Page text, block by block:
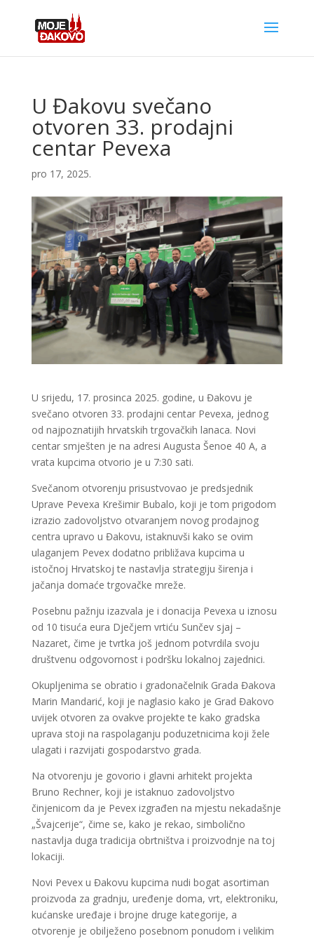
U Đakovu svečano
otvoren 33. prodajni
centar Pevexa
pro 17, 2025.
U srijedu, 17. prosinca 2025. godine, u Đakovu je
svečano otvoren 33. prodajni centar Pevexa, jednog
od najpoznatijih hrvatskih trgovačkih lanaca. Novi
centar smješten je na adresi Augusta Šenoe 40 A, a
vrata kupcima otvorio je u 7:30 sati.
Svečanom otvorenju prisustvovao je predsjednik
Uprave Pevexa Krešimir Bubalo, koji je tom prigodom
izrazio zadovoljstvo otvaranjem novog prodajnog
centra upravo u Đakovu, istaknuvši kako se ovim
ulaganjem Pevex dodatno približava kupcima u
istočnoj Hrvatskoj te nastavlja strategiju širenja i
jačanja domaće trgovačke mreže.
Posebnu pažnju izazvala je i donacija Pevexa u iznosu
od 10 tisuća eura Dječjem vrtiću Sunčev sjaj –
Nazaret, čime je tvrtka još jednom potvrdila svoju
društvenu odgovornost i podršku lokalnoj zajednici.
Okupljenima se obratio i gradonačelnik Grada Đakova
Marin Mandarić, koji je naglasio kako je Grad Đakovo
uvijek otvoren za ovakve projekte te kako gradska
uprava stoji na raspolaganju poduzetnicima koji žele
ulagati i razvijati gospodarstvo grada.
Na otvorenju je govorio i glavni arhitekt projekta
Bruno Rechner, koji je istaknuo zadovoljstvo
činjenicom da je Pevex izgrađen na mjestu nekadašnje
„Švajcerije“, čime se, kako je rekao, simbolično
nastavlja duga tradicija obrtništva i proizvodnje na toj
lokaciji.
Novi Pevex u Đakovu kupcima nudi bogat asortiman
proizvoda za gradnju, uređenje doma, vrt, elektroniku,
kućanske uređaje i brojne druge kategorije, a
otvorenje je obilježeno posebnom ponudom i velikim